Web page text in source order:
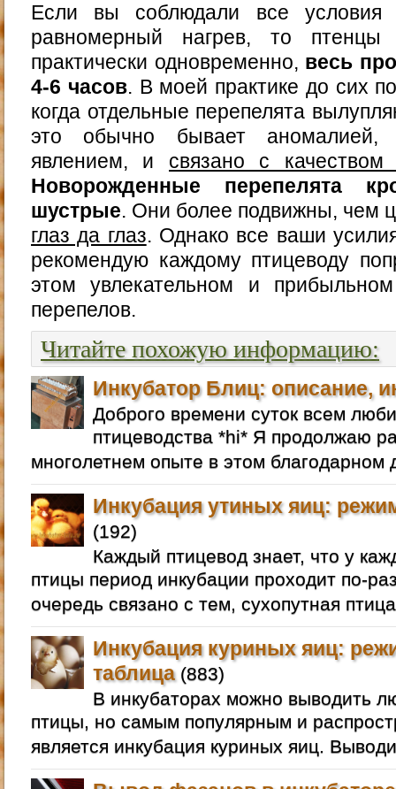
Если вы соблюдали все
равномерный нагрев, то птенцы
практически одновременно, весь
4-6 часов. В моей практике до сих
когда отдельные перепелята
это обычно бывает аномалией,
явлением, и связано с качеством
Новорожденные перепелята
шустрые. Они более подвижны, чем
глаз да глаз. Однако все ваши
рекомендую каждому птицеводу
этом увлекательном и
перепелов.
Читайте похожую информацию:
Инкубатор Блиц: описание,
Доброго времени суток всем
птицеводства *hi* Я продолжаю
многолетнем опыте в этом
Инкубация утиных яиц:
(192)
Каждый птицевод знает, что у
птицы период инкубации проходит по-
очередь связано с тем, сухопутная
Инкубация куриных яиц:
таблица(883)
В инкубаторах можно выводить
птицы, но самым популярным и
является инкубация куриных яиц.